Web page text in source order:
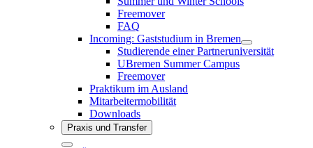
Freemover
FAQ
Incoming: Gaststudium in Bremen
Studierende einer Partneruniversität
UBremen Summer Campus
Freemover
Praktikum im Ausland
Mitarbeitermobilität
Downloads
Praxis und Transfer